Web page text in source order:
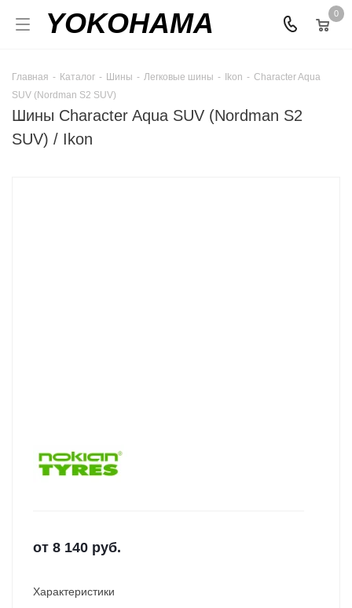
YOKOHAMA 0
Главная - Каталог - Шины - Легковые шины - Ikon - Character Aqua
SUV (Nordman S2 SUV)
Шины Character Aqua SUV (Nordman S2
SUV) / Ikon
от 8 140 руб.
Характеристики